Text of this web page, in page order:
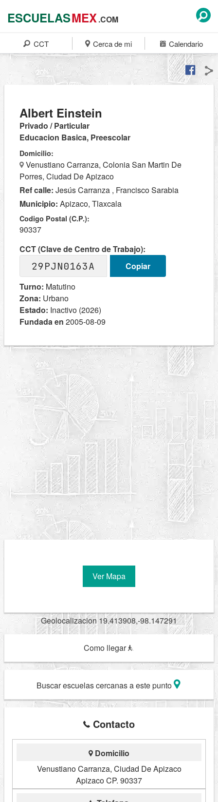
ESCUELASMEX.COM
CCT Cerca de mi Calendario
Albert Einstein
Privado / Particular
Educacion Basica, Preescolar
Domicilio:
Venustiano Carranza, Colonia San Martin De
Porres, Ciudad De Apizaco
Ref calle: Jesús Carranza , Francisco Sarabia
Municipio: Apizaco, Tlaxcala
Codigo Postal (C.P.):
90337
CCT (Clave de Centro de Trabajo):
29PJN0163A
Copiar
Turno: Matutino
Zona: Urbano
Estado: Inactivo (2026)
Fundada en 2005-08-09
Ver Mapa
Geolocalizacion 19.413908,-98.147291
Como llegar
Buscar escuelas cercanas a este punto
Contacto
Domicilio
Venustiano Carranza, Ciudad De Apizaco
Apizaco CP. 90337